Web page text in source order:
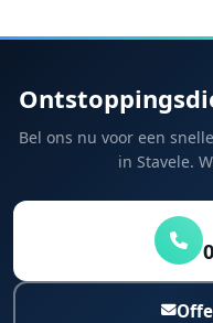
Bel ons nu voor een
in Stavele.